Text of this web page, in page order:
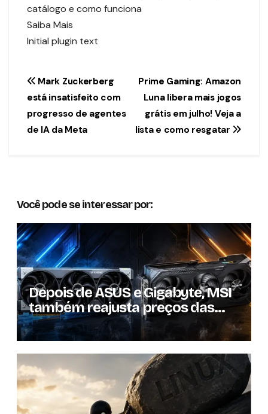
catálogo e como funciona
Saiba Mais
Initial plugin text
Navegação
de
Post
Prime Gaming: Amazon
Luna libera mais jogos
grátis em julho! Veja a
lista e como resgatar
Mark Zuckerberg
está insatisfeito com
progresso de agentes
de IA da Meta
Você pode se interessar por:
Depois de ASUS e Gigabyte, MSI
também reajusta preços das
GPUs em mais de 20%